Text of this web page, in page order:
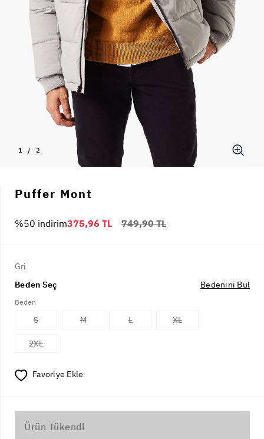
1 / 2
Puffer Mont
749,90 TL
%50 indirim375,96 TL
Gri
Beden Seç
Bedenini Bul
Beden
S M L XL
2XL
Favoriye Ekle
Ürün Tükendi